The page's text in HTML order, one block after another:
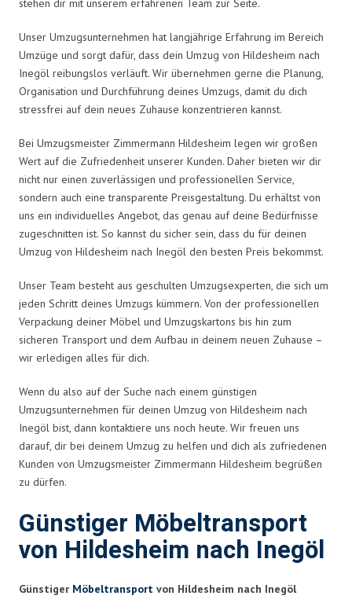
stehen dir mit unserem erfahrenen Team zur Seite.
Unser Umzugsunternehmen hat langjährige Erfahrung im Bereich
Umzüge und sorgt dafür, dass dein Umzug von Hildesheim nach
Inegöl reibungslos verläuft. Wir übernehmen gerne die Planung,
Organisation und Durchführung deines Umzugs, damit du dich
stressfrei auf dein neues Zuhause konzentrieren kannst.
Bei Umzugsmeister Zimmermann Hildesheim legen wir großen
Wert auf die Zufriedenheit unserer Kunden. Daher bieten wir dir
nicht nur einen zuverlässigen und professionellen Service,
sondern auch eine transparente Preisgestaltung. Du erhältst von
uns ein individuelles Angebot, das genau auf deine Bedürfnisse
zugeschnitten ist. So kannst du sicher sein, dass du für deinen
Umzug von Hildesheim nach Inegöl den besten Preis bekommst.
Unser Team besteht aus geschulten Umzugsexperten, die sich um
jeden Schritt deines Umzugs kümmern. Von der professionellen
Verpackung deiner Möbel und Umzugskartons bis hin zum
sicheren Transport und dem Aufbau in deinem neuen Zuhause –
wir erledigen alles für dich.
Wenn du also auf der Suche nach einem günstigen
Umzugsunternehmen für deinen Umzug von Hildesheim nach
Inegöl bist, dann kontaktiere uns noch heute. Wir freuen uns
darauf, dir bei deinem Umzug zu helfen und dich als zufriedenen
Kunden von Umzugsmeister Zimmermann Hildesheim begrüßen
zu dürfen.
Günstiger Möbeltransport
von Hildesheim nach Inegöl
Günstiger Möbeltransport von Hildesheim nach Inegöl